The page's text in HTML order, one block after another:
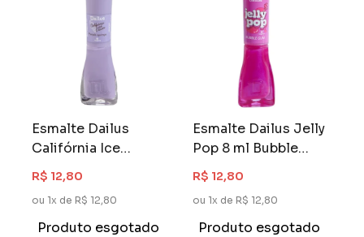
Esmalte Dailus
Califórnia Ice
Cream 8 ml Purple
Springs
R$ 12,80
ou 1x de R$ 12,80
Produto esgotado
Esmalte Dailus Jelly
Pop 8 ml Bubble
Gum
R$ 12,80
ou 1x de R$ 12,80
Produto esgotado